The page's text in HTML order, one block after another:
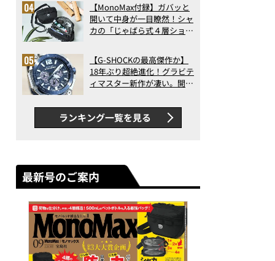
目玉商品】豪華「生サーモン」が110円は最強すぎる！
アの実力
【MonoMax付録】ガバッと
開いて中身が一目瞭然！シャ
カの「じゃばら式４層ショル
った！
【G-SHOCKの最高傑作か】
18年ぶり超絶進化！グラビテ
ィマスター新作が凄い。開発
新ムーブメントの衝撃
ランキング一覧を見る
最新号のご案内